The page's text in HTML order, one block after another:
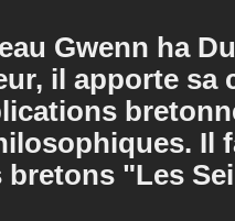
Gwenn ha
il apporte sa
Il
"Les